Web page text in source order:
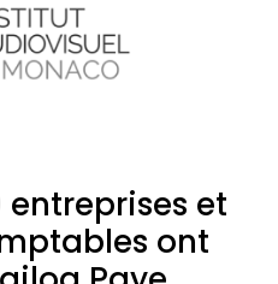
entreprises et
ont